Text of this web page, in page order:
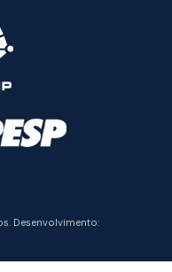
Desenvolvimento: